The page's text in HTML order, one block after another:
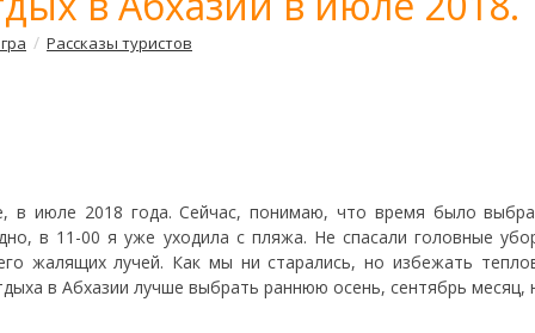
/ Рассказы туристов
в июле 2018 года. Сейчас, понимаю, что время было
в 11-00 я уже уходила с пляжа. Не спасали головные
жалящих лучей. Как мы ни старались, но избежать
в Абхазии лучше выбрать раннюю осень, сентябрь месяц,